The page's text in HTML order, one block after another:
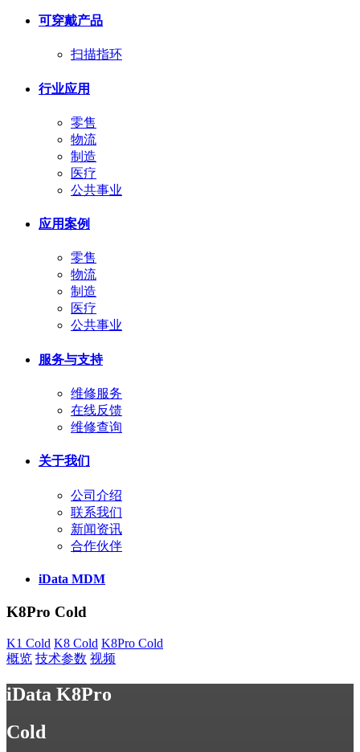
可穿戴产品
扫描指环
行业应用
零售
物流
制造
医疗
公共事业
应用案例
零售
物流
制造
医疗
公共事业
服务与支持
维修服务
在线反馈
维修查询
关于我们
公司介绍
联系我们
新闻资讯
合作伙伴
iData MDM
K8Pro Cold
K1 Cold K8 Cold K8Pro Cold
概览 技术参数 视频
iData K8Pro
Cold